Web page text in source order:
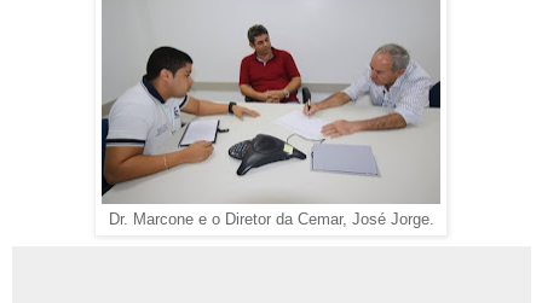
Dr. Marcone e o Diretor da Cemar, José Jorge.